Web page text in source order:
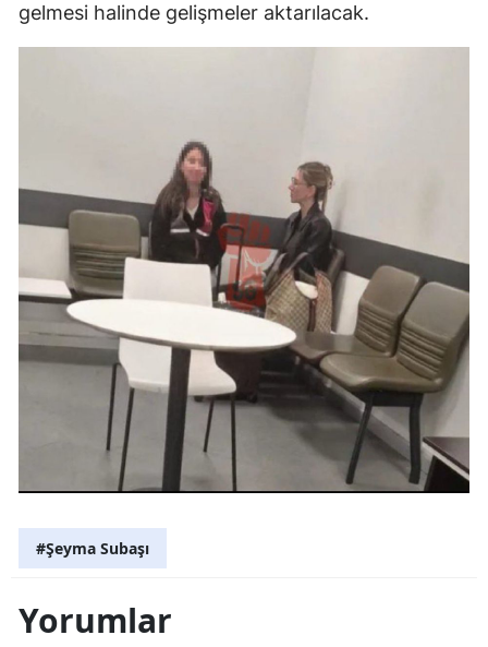
gelmesi halinde gelişmeler aktarılacak.
#Şeyma Subaşı
Yorumlar